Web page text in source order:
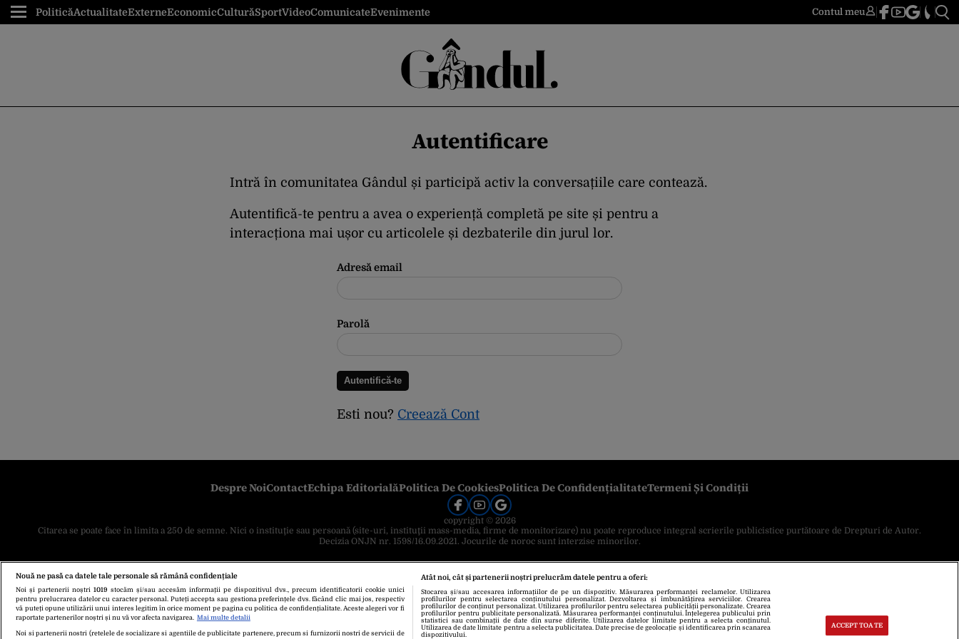
PoliticăActualitateExterneEconomicCulturăSportVideoComunicateEvenimente Contul meu
Autentificare
Intră în comunitatea Gândul și participă activ la conversațiile care contează.
Autentifică-te pentru a avea o experiență completă pe site și pentru a
interacționa mai ușor cu articolele și dezbaterile din jurul lor.
Adresă email
Parolă
Esti nou? Creează Cont
Despre NoiContactEchipa EditorialăPolitica De CookiesPolitica De ConfidențialitateTermeni Și Condiții
copyright © 2026
Citarea se poate face în limita a 250 de semne. Nici o instituţie sau persoană (site-uri, instituţii mass-media, firme de monitorizare) nu poate reproduce integral scrierile publicistice purtătoare de Drepturi de Autor.
Decizia ONJN nr. 1598/16.09.2021. Jocurile de noroc sunt interzise minorilor.